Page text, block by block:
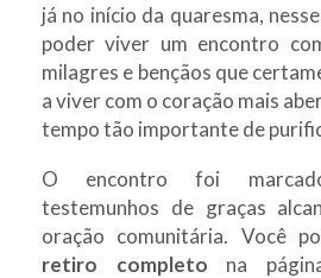
já no início da quaresma,
poder viver um encontro
milagres e bençãos que
a viver com o coração mais
tempo tão importante de
O encontro foi
testemunhos de graças
oração comunitária. Você
retiro completo na